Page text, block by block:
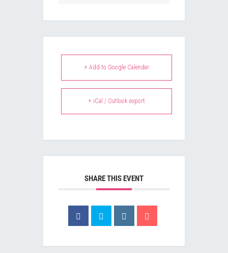
+ Add to Google Calendar
+ iCal / Outlook export
SHARE THIS EVENT